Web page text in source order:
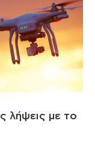
λήψεις με το